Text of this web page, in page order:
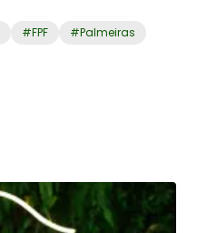
#FPF #Palmeiras